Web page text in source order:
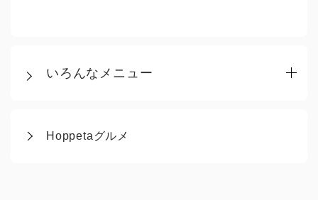
いろんなメニュー
Hoppetaグルメ